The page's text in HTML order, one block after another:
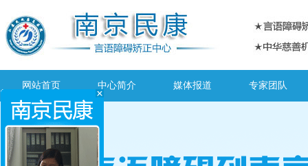
网站首页 中心简介 媒体报道 专家团队